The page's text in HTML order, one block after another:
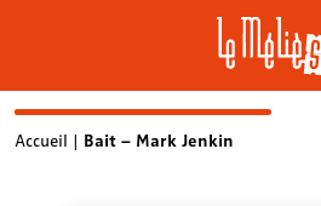
SkipAccueil | Bait – Mark Jenkin